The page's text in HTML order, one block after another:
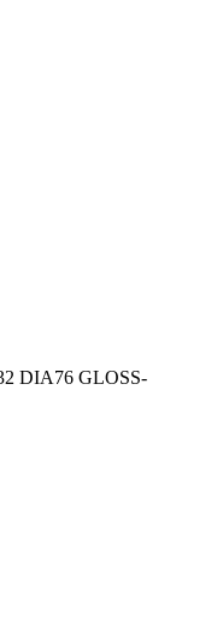
DIA76 GLOSS-